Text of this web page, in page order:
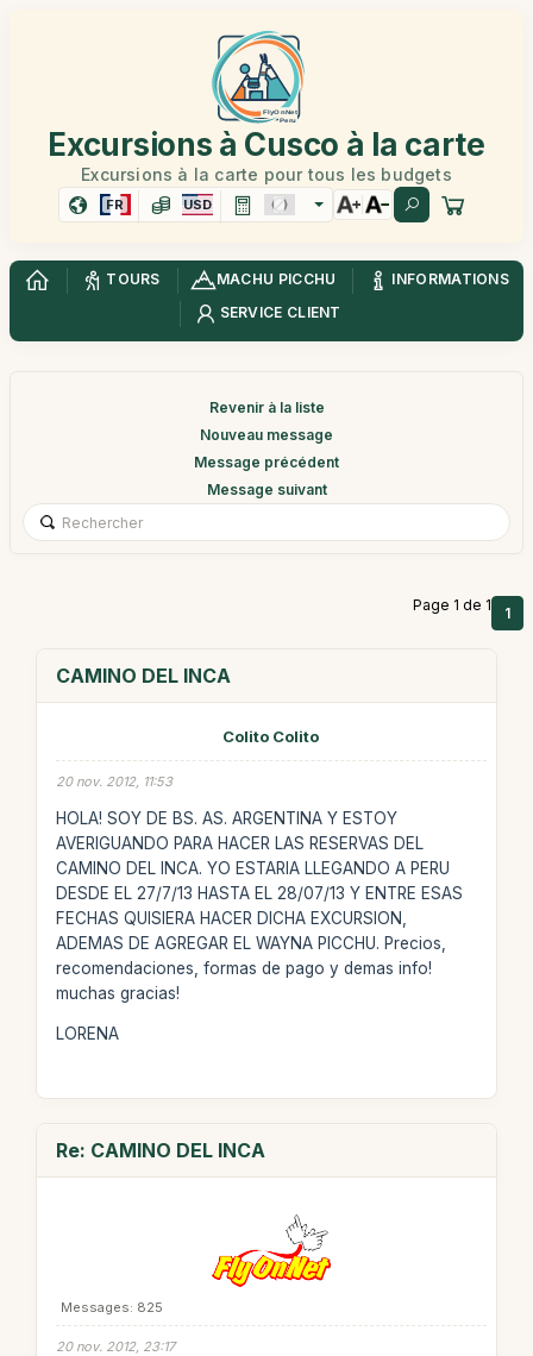
Excursions à Cusco à la carte
Excursions à la carte pour tous les budgets
FR USD
TOURS MACHU PICCHU
INFORMATIONS
SERVICE CLIENT
Revenir à la liste
Nouveau message
Message précédent
Message suivant
Page 1 de 1 1
CAMINO DEL INCA
Colito Colito
20 nov. 2012, 11:53
HOLA! SOY DE BS. AS. ARGENTINA Y ESTOY
AVERIGUANDO PARA HACER LAS RESERVAS DEL
CAMINO DEL INCA. YO ESTARIA LLEGANDO A PERU
DESDE EL 27/7/13 HASTA EL 28/07/13 Y ENTRE ESAS
FECHAS QUISIERA HACER DICHA EXCURSION,
ADEMAS DE AGREGAR EL WAYNA PICCHU. Precios,
recomendaciones, formas de pago y demas info!
muchas gracias!
LORENA
Re: CAMINO DEL INCA
Messages: 825
20 nov. 2012, 23:17